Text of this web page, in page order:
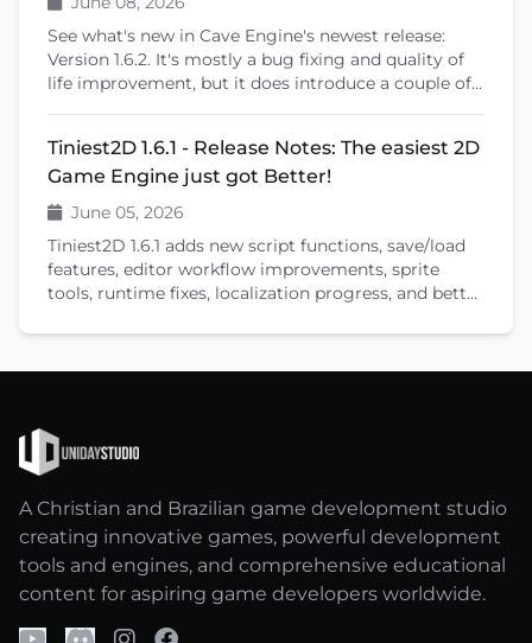
See what's new in Cave Engine's newest release:
Version 1.6.2. It's mostly a bug fixing and quality of
life improvement, but it does introduce a couple of
Tiniest2D 1.6.1 - Release Notes: The easiest 2D
Game Engine just got Better!
June 05, 2026
Tiniest2D 1.6.1 adds new script functions, save/load
features, editor workflow improvements, sprite
tools, runtime fixes, localization progress, and better
A Christian and Brazilian game development studio
creating innovative games, powerful development
tools and engines, and comprehensive educational
content for aspiring game developers worldwide.